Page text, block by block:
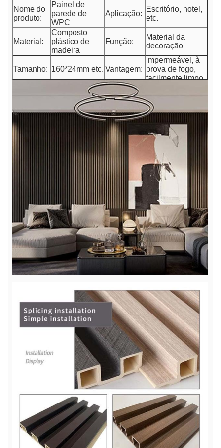
Nome do
produto:
Painel de
parede de
WPC
Aplicação:
Escritório, hotel,
etc.
Material:
Composto
plástico de
madeira
Função:
Material da
decoração
Tamanho: 160*24mm etc. Vantagem:
Impermeável, à
prova de fogo,
facilmente limpo
Decoração
interna da
parede
Superfície:
Prazo de
entrega:
ao redor 15-20
dias